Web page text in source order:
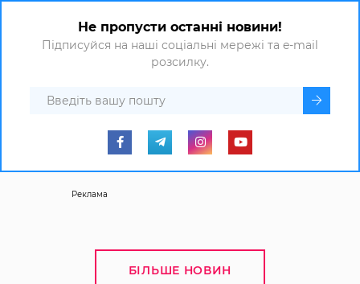
Не пропусти останні новини!
Підписуйся на наші соціальні мережі та e-mail
розсилку.
Реклама
БІЛЬШЕ НОВИН